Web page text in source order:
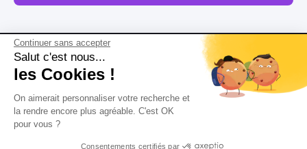
Continuer sans accepter
Salut c'est nous...
les Cookies !
On aimerait personnaliser votre recherche et
la rendre encore plus agréable. C'est OK
pour vous ?
Consentements certifiés par
Postuler
Plan de site
Mentions légales
Conditions Générales d’Utilisation